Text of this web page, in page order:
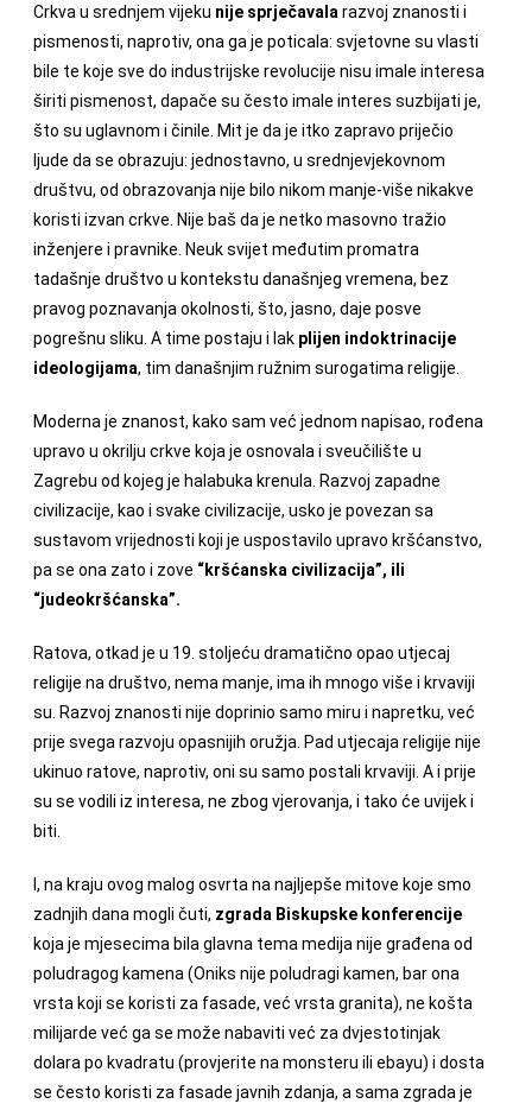
Crkva u srednjem vijeku nije sprječavala razvoj znanosti i
pismenosti, naprotiv, ona ga je poticala: svjetovne su vlasti
bile te koje sve do industrijske revolucije nisu imale interesa
širiti pismenost, dapače su često imale interes suzbijati je,
što su uglavnom i činile. Mit je da je itko zapravo priječio
ljude da se obrazuju: jednostavno, u srednjevjekovnom
društvu, od obrazovanja nije bilo nikom manje-više nikakve
koristi izvan crkve. Nije baš da je netko masovno tražio
inženjere i pravnike. Neuk svijet međutim promatra
tadašnje društvo u kontekstu današnjeg vremena, bez
pravog poznavanja okolnosti, što, jasno, daje posve
pogrešnu sliku. A time postaju i lak plijen indoktrinacije
ideologijama, tim današnjim ružnim surogatima religije.
Moderna je znanost, kako sam već jednom napisao, rođena
upravo u okrilju crkve koja je osnovala i sveučilište u
Zagrebu od kojeg je halabuka krenula. Razvoj zapadne
civilizacije, kao i svake civilizacije, usko je povezan sa
sustavom vrijednosti koji je uspostavilo upravo kršćanstvo,
pa se ona zato i zove “kršćanska civilizacija”, ili
“judeokršćanska”.
Ratova, otkad je u 19. stoljeću dramatično opao utjecaj
religije na društvo, nema manje, ima ih mnogo više i krvaviji
su. Razvoj znanosti nije doprinio samo miru i napretku, već
prije svega razvoju opasnijih oružja. Pad utjecaja religije nije
ukinuo ratove, naprotiv, oni su samo postali krvaviji. A i prije
su se vodili iz interesa, ne zbog vjerovanja, i tako će uvijek i
biti.
I, na kraju ovog malog osvrta na najljepše mitove koje smo
zadnjih dana mogli čuti, zgrada Biskupske konferencije
koja je mjesecima bila glavna tema medija nije građena od
poludragog kamena (Oniks nije poludragi kamen, bar ona
vrsta koji se koristi za fasade, već vrsta granita), ne košta
milijarde već ga se može nabaviti već za dvjestotinjak
dolara po kvadratu (provjerite na monsteru ili ebayu) i dosta
se često koristi za fasade javnih zdanja, a sama zgrada je